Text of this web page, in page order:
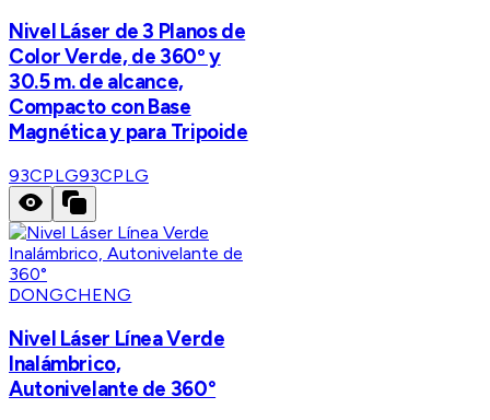
Nivel Láser de 3 Planos de
Color Verde, de 360º y
30.5 m. de alcance,
Compacto con Base
Magnética y para Tripoide
93CPLG93CPLG
DONGCHENG
Nivel Láser Línea Verde
Inalámbrico,
Autonivelante de 360°